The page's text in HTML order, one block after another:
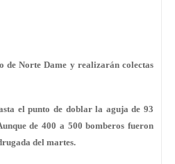
de Norte Dame y realizarán colectas
el punto de doblar la aguja de 93
de 400 a 500 bomberos fueron
del martes.